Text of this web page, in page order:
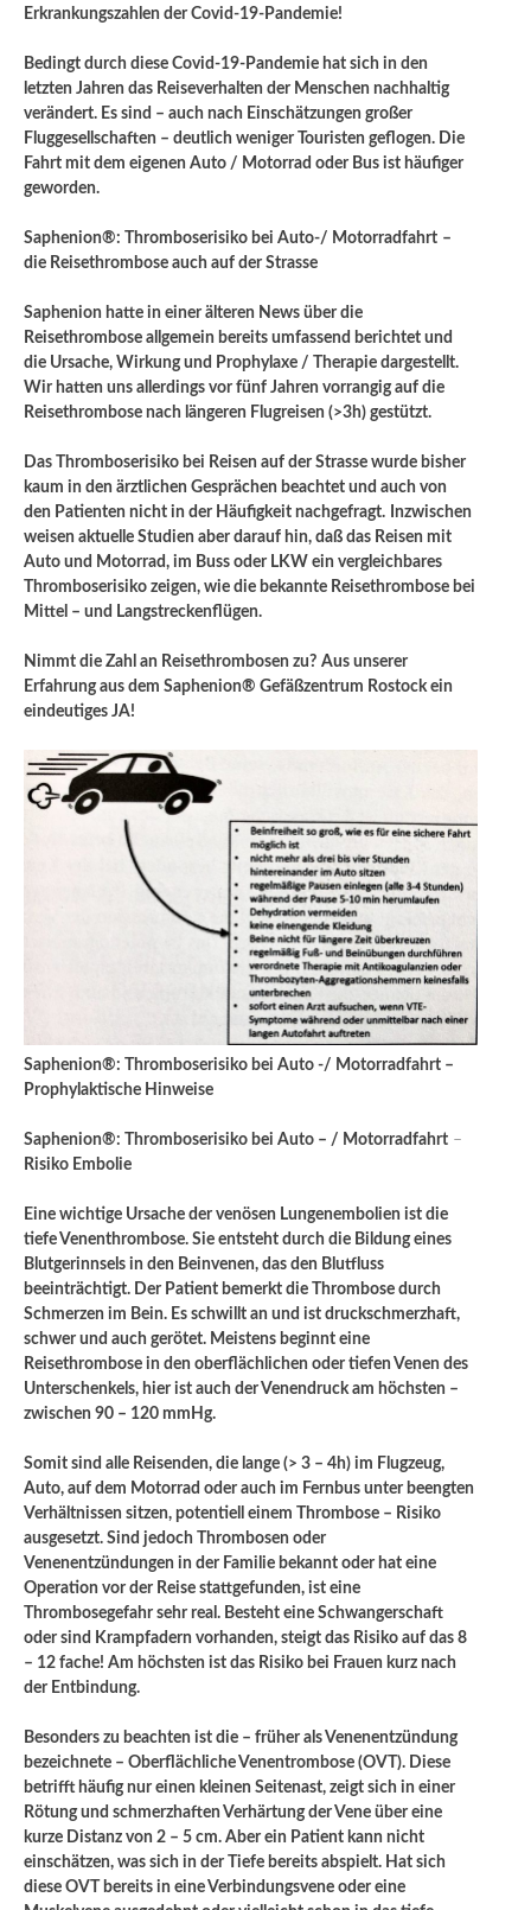
Erkrankungszahlen der Covid-19-Pandemie!
Bedingt durch diese Covid-19-Pandemie hat sich in den
letzten Jahren das Reiseverhalten der Menschen nachhaltig
verändert. Es sind – auch nach Einschätzungen großer
Fluggesellschaften – deutlich weniger Touristen geflogen. Die
Fahrt mit dem eigenen Auto / Motorrad oder Bus ist häufiger
geworden.
Saphenion®: Thromboserisiko bei Auto-/ Motorradfahrt –
die Reisethrombose auch auf der Strasse
Saphenion hatte in einer älteren News über die
Reisethrombose allgemein bereits umfassend berichtet und
die Ursache, Wirkung und Prophylaxe / Therapie dargestellt.
Wir hatten uns allerdings vor fünf Jahren vorrangig auf die
Reisethrombose nach längeren Flugreisen (>3h) gestützt.
Das Thromboserisiko bei Reisen auf der Strasse wurde bisher
kaum in den ärztlichen Gesprächen beachtet und auch von
den Patienten nicht in der Häufigkeit nachgefragt. Inzwischen
weisen aktuelle Studien aber darauf hin, daß das Reisen mit
Auto und Motorrad, im Buss oder LKW ein vergleichbares
Thromboserisiko zeigen, wie die bekannte Reisethrombose bei
Mittel – und Langstreckenflügen.
Nimmt die Zahl an Reisethrombosen zu? Aus unserer
Erfahrung aus dem Saphenion® Gefäßzentrum Rostock ein
eindeutiges JA!
Saphenion®: Thromboserisiko bei Auto -/ Motorradfahrt –
Prophylaktische Hinweise
Saphenion®: Thromboserisiko bei Auto – / Motorradfahrt –
Risiko Embolie
Eine wichtige Ursache der venösen Lungenembolien ist die
tiefe Venenthrombose. Sie entsteht durch die Bildung eines
Blutgerinnsels in den Bein­venen, das den Blutfluss
beeinträchtigt. Der Patient bemerkt die Thrombose durch
Schmerzen im Bein. Es schwillt an und ist druckschmerzhaft,
schwer und auch gerötet. Meistens beginnt eine
Reisethrombose in den oberflächlichen oder tiefen Venen des
Unterschenkels, hier ist auch der Venendruck am höchsten –
zwischen 90 – 120 mmHg.
Somit sind alle Reisenden, die lange (> 3 – 4h) im Flugzeug,
Auto, auf dem Motorrad oder auch im Fernbus unter beengten
Verhältnissen sitzen, potentiell einem Thrombose – Risiko
ausgesetzt. Sind jedoch Thrombosen oder
Venenentzündungen in der Familie bekannt oder hat eine
Operation vor der Reise stattgefunden, ist eine
Thrombosegefahr sehr real. Besteht eine Schwangerschaft
oder sind Krampfadern vorhanden, steigt das Risiko auf das 8
– 12 fache! Am höchsten ist das Risiko bei Frauen kurz nach
der Entbindung.
Besonders zu beachten ist die – früher als Venenentzündung
bezeichnete – Oberflächliche Venentrombose (OVT). Diese
betrifft häufig nur einen kleinen Seitenast, zeigt sich in einer
Rötung und schmerzhaften Verhärtung der Vene über eine
kurze Distanz von 2 – 5 cm. Aber ein Patient kann nicht
einschätzen, was sich in der Tiefe bereits abspielt. Hat sich
diese OVT bereits in eine Verbindungsvene oder eine